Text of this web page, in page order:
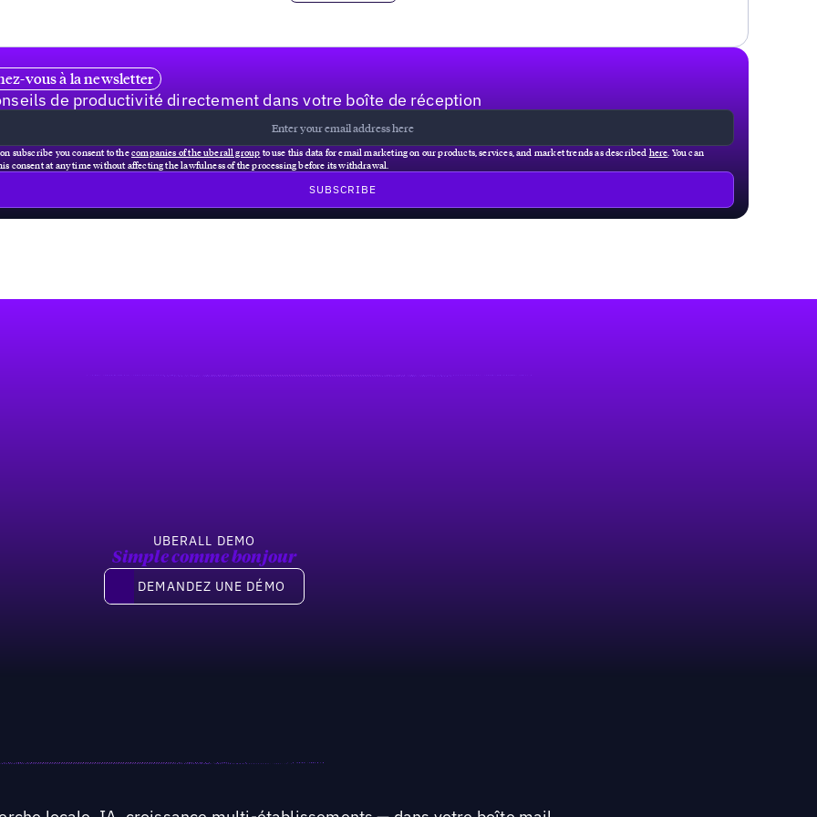
vous à la newsletter
de productivité directement dans votre boîte de réception
subscribe you consent to thecompanies of the uberall group to use this data for email marketing on our products, services, and market trends as described here . You can
consent at any time without affecting the lawfulness of the processing before its withdrawal.
UBERALL DEMO
Simple comme bonjour
Demandez une démo
DEMANDEZ UNE DÉMO